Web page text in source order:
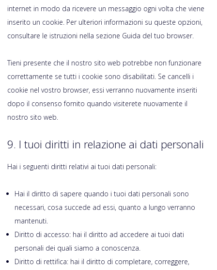
internet in modo da ricevere un messaggio ogni volta che viene
inserito un cookie. Per ulteriori informazioni su queste opzioni,
consultare le istruzioni nella sezione Guida del tuo browser.
Tieni presente che il nostro sito web potrebbe non funzionare
correttamente se tutti i cookie sono disabilitati. Se cancelli i
cookie nel vostro browser, essi verranno nuovamente inseriti
dopo il consenso fornito quando visiterete nuovamente il
nostro sito web.
9. I tuoi diritti in relazione ai dati personali
Hai i seguenti diritti relativi ai tuoi dati personali:
Hai il diritto di sapere quando i tuoi dati personali sono
necessari, cosa succede ad essi, quanto a lungo verranno
mantenuti.
Diritto di accesso: hai il diritto ad accedere ai tuoi dati
personali dei quali siamo a conoscenza.
Diritto di rettifica: hai il diritto di completare, correggere,